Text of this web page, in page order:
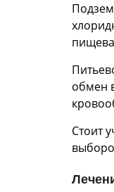
обмен
Стоит